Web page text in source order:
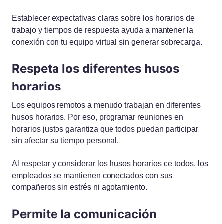
Establecer expectativas claras sobre los horarios de
trabajo y tiempos de respuesta ayuda a mantener la
conexión con tu equipo virtual sin generar sobrecarga.
Respeta los diferentes husos
horarios
Los equipos remotos a menudo trabajan en diferentes
husos horarios. Por eso, programar reuniones en
horarios justos garantiza que todos puedan participar
sin afectar su tiempo personal.
Al respetar y considerar los husos horarios de todos, los
empleados se mantienen conectados con sus
compañeros sin estrés ni agotamiento.
Permite la comunicación